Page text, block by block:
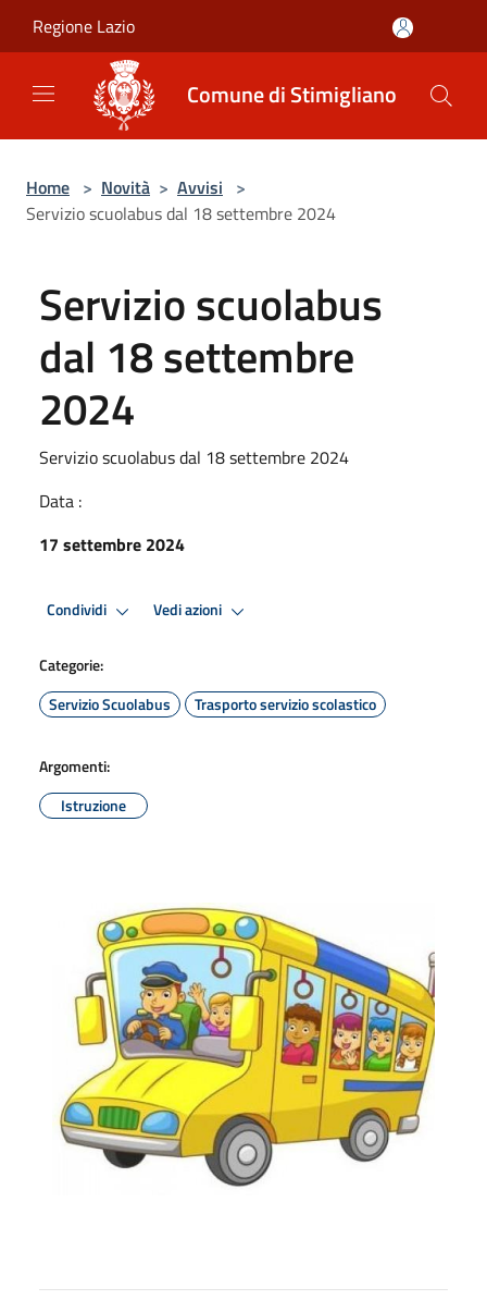
Regione Lazio
Comune di Stimigliano
Home > Novità > Avvisi >
Servizio scuolabus dal 18 settembre 2024
Servizio scuolabus
dal 18 settembre
2024
Servizio scuolabus dal 18 settembre 2024
Data :
17 settembre 2024
Condividi Vedi azioni
Categorie:
Servizio Scuolabus
Trasporto servizio scolastico
Argomenti:
Istruzione